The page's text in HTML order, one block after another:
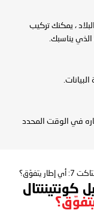
البلاد ، يمكنك تركيب
يناسبك.
في الوقت المحدد
كونتيننتال